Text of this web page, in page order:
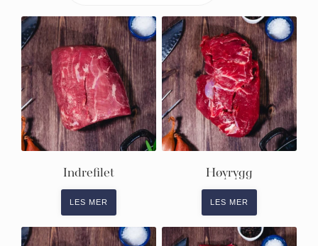
Indrefilet
LES MER
Høyrygg
LES MER